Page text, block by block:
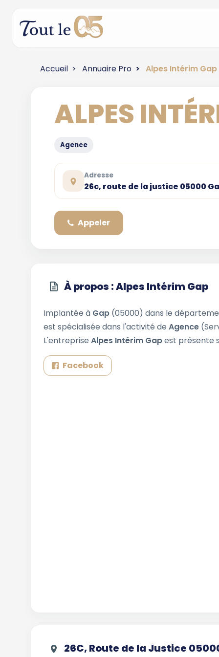
Accueil Annuaire Pro Alpes Intérim Gap
ALPES
Agence
Adresse
26c, route de la justice 05000
Appeler
À propos : Alpes Intérim Gap
Implantée à Gap (05000) dans le
est spécialisée dans l'activité de Agence
L'entreprise Alpes Intérim Gapest présente
Facebook
26C, Route de la Justice